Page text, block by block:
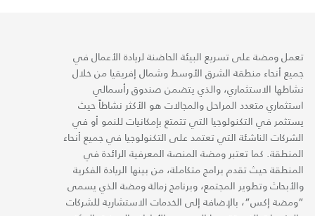
تعمل ومضة على تسريع البيئة الحاضنة لريادة الأعمال في
جميع أنحاء منطقة الشرق الأوسط وشمال إفريقيا من خلال
نشاطها الاستثماري، والذي يتضمن صندوق رأسمالي
استثماري متعدد المراحل والمجالات هو الأكثر نشاطاً حيث
يستثمر في التكنولوجيا التي تتمتع بإمكانيات للنمو أو في
الشركات الناشئة التي تعتمد على التكنولوجيا في جميع أنحاء
المنطقة. كما تعتبر ومضة المنصة المعرفية الرائدة في
المنطقة حيث تقدم برامج متكاملة، من بينها الريادة الفكرية
والأبحاث وتطوير المجتمع، وبرنامج زمالة ومضة الذي يسمى
“ومضة إكس“، بالإضافة إلى الخدمات الاستشارية للشركات